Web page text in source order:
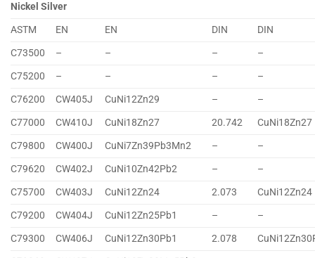
Nickel Silver
ASTM
EN EN DIN
DIN
C73500
– – –
–
C75200
– – –
–
C76200
CW405J CuNi12Zn29 –
–
C77000
CW410J CuNi18Zn27 20.742
CuNi18Zn27
C79800
CW400J CuNi7Zn39Pb3Mn2 –
–
C79620
CW402J CuNi10Zn42Pb2 –
–
C75700
CW403J CuNi12Zn24 2.073
CuNi12Zn24
C79200
CW404J CuNi12Zn25Pb1 –
–
C79300
CW406J CuNi12Zn30Pb1 2.078